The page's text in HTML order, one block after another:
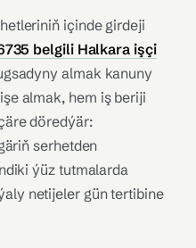
içinde girdeji
belgili Halkara işçi
almak kanuny
almak, hem iş beriji
döredýär:
serhetden
ýüz tutmalarda
netijeler gün tertibine